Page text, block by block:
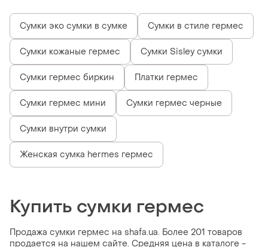
Сумки эко сумки в сумке Сумки в стиле гермес
Сумки кожаные гермес Сумки Sisley сумки
Сумки гермес биркин Платки гермес
Сумки гермес мини Сумки гермес черные
Сумки внутри сумки
Женская сумка hermes гермес
Купить сумки гермес
Продажа сумки гермес на shafa.ua. Более 201 товаров
продается на нашем сайте. Средняя цена в каталоге -